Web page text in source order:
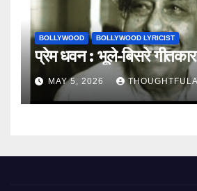
BOLLYWOOD BOLLYWOOD LYRICIST
प्रेम धवन : भूले-बिसरे गीतकार
MAY 5, 2026